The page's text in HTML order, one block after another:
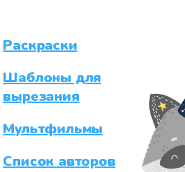
Раскраски
Шаблоны для
вырезания
Мультфильмы
Список авторов